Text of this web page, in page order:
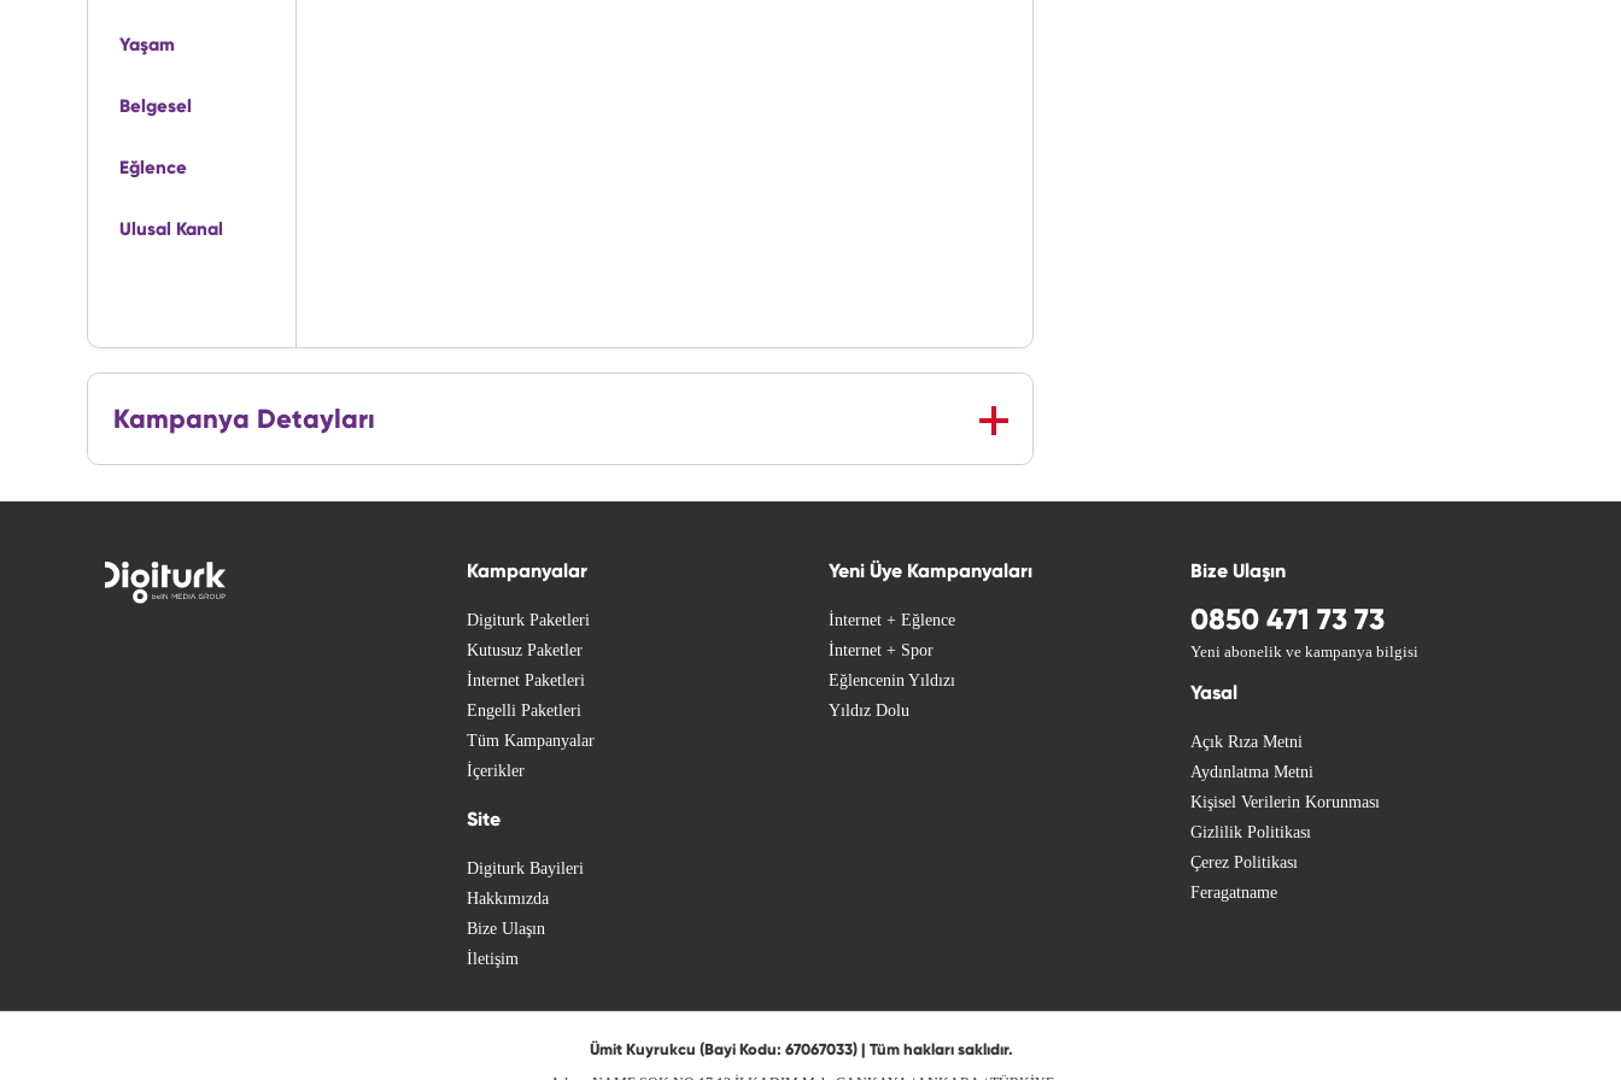
Yaşam
Belgesel
Eğlence
Ulusal Kanal
Kampanya Detayları
Kampanyalar
Digiturk Paketleri
Kutusuz Paketler
İnternet Paketleri
Engelli Paketleri
Tüm Kampanyalar
İçerikler
Site
Digiturk Bayileri
Hakkımızda
Bize Ulaşın
İletişim
Yeni Üye Kampanyaları
İnternet + Eğlence
İnternet + Spor
Eğlencenin Yıldızı
Yıldız Dolu
Bize Ulaşın
0850 471 73 73
Yeni abonelik ve kampanya bilgisi
Yasal
Açık Rıza Metni
Aydınlatma Metni
Kişisel Verilerin Korunması
Gizlilik Politikası
Çerez Politikası
Feragatname
Ümit Kuyrukcu (Bayi Kodu: 67067033) | Tüm hakları saklıdır.